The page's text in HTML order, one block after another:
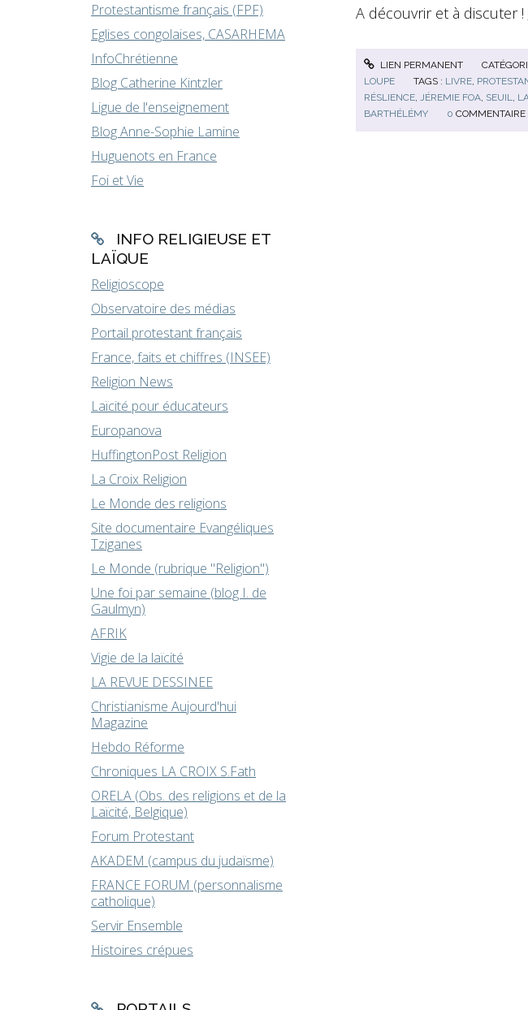
Protestantisme français (FPF)
Eglises congolaises, CASARHEMA
InfoChrétienne
Blog Catherine Kintzler
Ligue de l'enseignement
Blog Anne-Sophie Lamine
Huguenots en France
Foi et Vie
INFO RELIGIEUSE ET
LAÏQUE
Religioscope
Observatoire des médias
Portail protestant français
France, faits et chiffres (INSEE)
Religion News
Laïcité pour éducateurs
Europanova
HuffingtonPost Religion
La Croix Religion
Le Monde des religions
Site documentaire Evangéliques
Tziganes
Le Monde (rubrique "Religion")
Une foi par semaine (blog I. de
Gaulmyn)
AFRIK
Vigie de la laïcité
LA REVUE DESSINEE
Christianisme Aujourd'hui
Magazine
Hebdo Réforme
Chroniques LA CROIX S.Fath
ORELA (Obs. des religions et de la
Laïcité, Belgique)
Forum Protestant
AKADEM (campus du judaïsme)
FRANCE FORUM (personnalisme
catholique)
Servir Ensemble
Histoires crépues
A découvrir et à discuter !
LIEN PERMANENT
LOUPE
TAGS : LIVRE,
RÉSLIENCE, JÉREMIE FOA, SEUIL,
BARTHÉLÉMY
0 COMMENTAIRE